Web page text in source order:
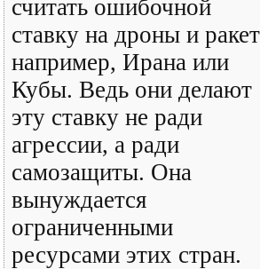
считать ошибочной
ставку на дроны и
например, Ирана или
Кубы. Ведь они делают
эту ставку не ради
агрессии, а ради
самозащиты. Она
вынуждается
ограниченными
ресурсами этих стран.